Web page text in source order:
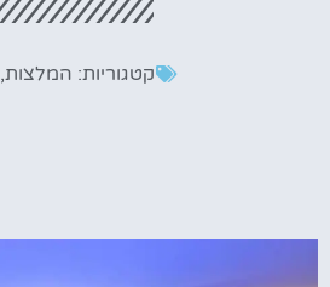
קטגוריות: המלצות,